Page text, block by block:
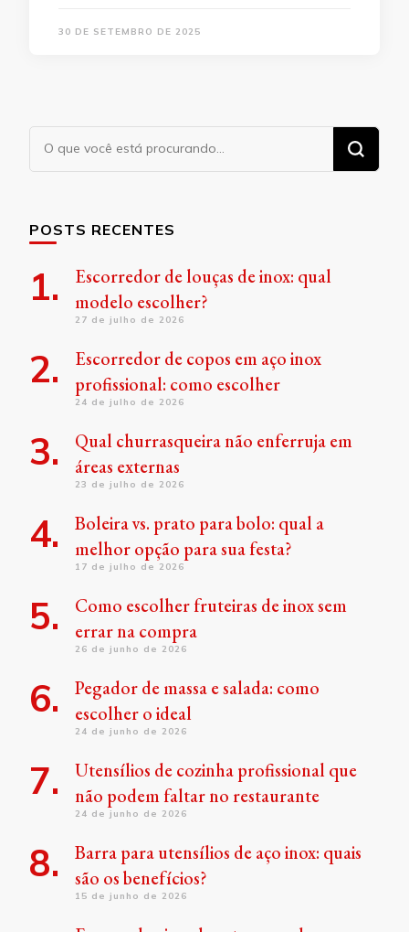
30 DE SETEMBRO DE 2025
Procurando
algo?
POSTS RECENTES
Escorredor de louças de inox: qual
modelo escolher?
27 de julho de 2026
Escorredor de copos em aço inox
profissional: como escolher
24 de julho de 2026
Qual churrasqueira não enferruja em
áreas externas
23 de julho de 2026
Boleira vs. prato para bolo: qual a
melhor opção para sua festa?
17 de julho de 2026
Como escolher fruteiras de inox sem
errar na compra
26 de junho de 2026
Pegador de massa e salada: como
escolher o ideal
24 de junho de 2026
Utensílios de cozinha profissional que
não podem faltar no restaurante
24 de junho de 2026
Barra para utensílios de aço inox: quais
são os benefícios?
15 de junho de 2026